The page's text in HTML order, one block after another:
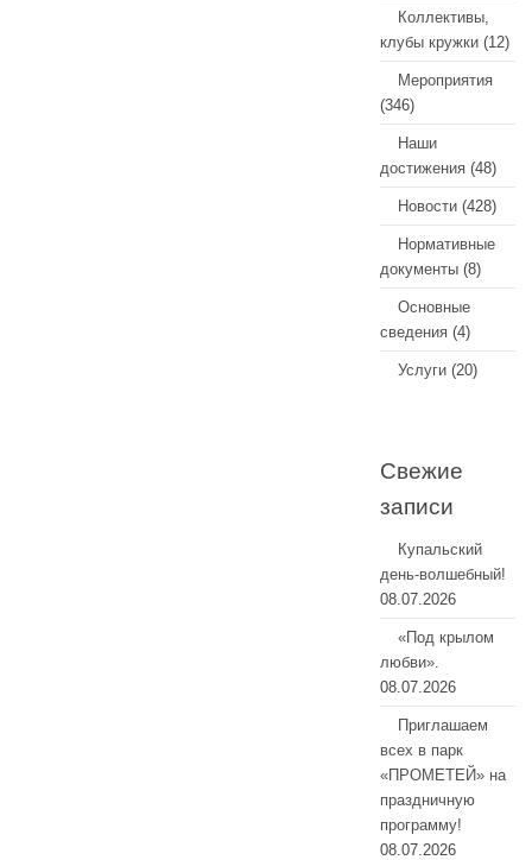
Коллективы,
клубы кружки (12)
Мероприятия
(346)
Наши
достижения (48)
Новости (428)
Нормативные
документы (8)
Основные
сведения (4)
Услуги (20)
Свежие
записи
Купальский
день-волшебный!
08.07.2026
«Под крылом
любви».
08.07.2026
Приглашаем
всех в парк
«ПРОМЕТЕЙ» на
праздничную
программу!
08.07.2026